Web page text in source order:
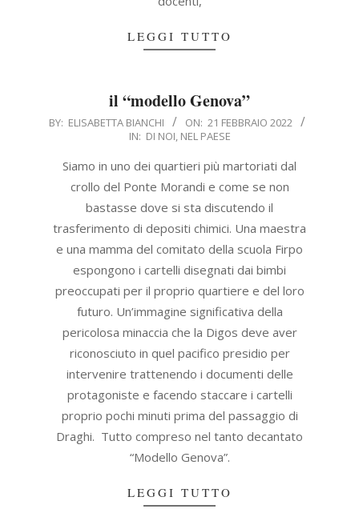
LEGGI TUTTO
il “modello Genova”
2022-
BY: ELISABETTA BIANCHI ON: 21 FEBBRAIO 2022
IN: DI NOI, NEL PAESE
Siamo in uno dei quartieri più martoriati dal
crollo del Ponte Morandi e come se non
bastasse dove si sta discutendo il
trasferimento di depositi chimici. Una maestra
e una mamma del comitato della scuola Firpo
espongono i cartelli disegnati dai bimbi
preoccupati per il proprio quartiere e del loro
futuro. Un’immagine significativa della
pericolosa minaccia che la Digos deve aver
riconosciuto in quel pacifico presidio per
intervenire trattenendo i documenti delle
protagoniste e facendo staccare i cartelli
proprio pochi minuti prima del passaggio di
Draghi. Tutto compreso nel tanto decantato
“Modello Genova”.
LEGGI TUTTO